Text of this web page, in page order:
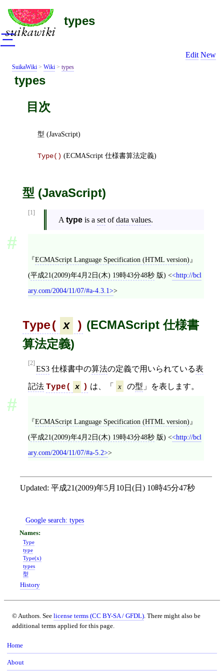
types
Edit New
SuikaWiki > Wiki > types
types
目次
型 (JavaScript)
Type( ) (ECMAScript 仕様書算法定義)
型 (JavaScript)
[1]
A typeis a setofdata values.
ECMAScript Language Specification (HTML version)
(平成21(2009)年4月2日(木) 19時43分48秒 版) < http://bcl
ary.com/2004/11/07/#a-4.3.1 >
Type( x ) (ECMAScript 仕様書
算法定義)
[2]
ES3 仕様書中の算法の定義で用いられている表
記法 Type( x ) は、「 x の型 」を表します。
ECMAScript Language Specification (HTML version)
(平成21(2009)年4月2日(木) 19時43分48秒 版) < http://bcl
ary.com/2004/11/07/#a-5.2 >
Updated: 平成21(2009)年5月10日(日) 10時45分47秒
Google search:types
Type
type
Type(x)
types
型
History
© Authors. See license terms (CC BY-SA / GFDL). There might also be
additional terms applied for this page.
Home
About
三